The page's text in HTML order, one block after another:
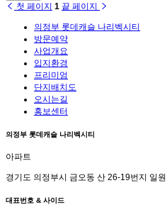
첫 페이지 1 끝 페이지
의정부 롯데캐슬 나리벡시티
방문예약
사업개요
입지환경
프리미엄
단지배치도
오시는길
홍보센터
의정부 롯데캐슬 나리벡시티
아파트
경기도 의정부시 금오동 산 26-19번지 일원
대표번호 & 사이드